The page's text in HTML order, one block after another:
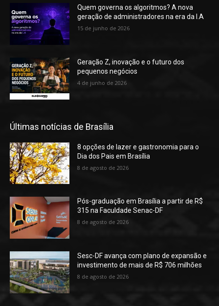
Quem governa os algoritmos? A nova
geração de administradores na era da I.A
15 de junho de 2026
Geração Z, inovação e o futuro dos
pequenos negócios
4 de junho de 2026
Últimas notícias de Brasília
8 opções de lazer e gastronomia para o
Dia dos Pais em Brasília
8 de agosto de 2026
Pós-graduação em Brasília a partir de R$
315 na Faculdade Senac-DF
8 de agosto de 2026
Sesc-DF avança com plano de expansão e
investimento de mais de R$ 706 milhões
8 de agosto de 2026